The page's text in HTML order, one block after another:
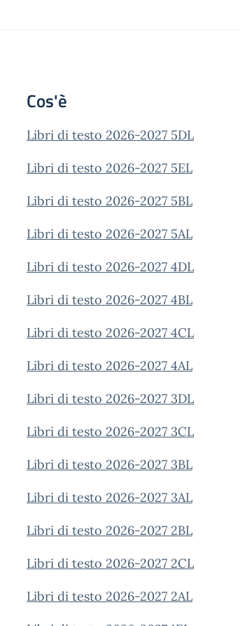
Cos'è
Libri di testo 2026-2027 5DL
Libri di testo 2026-2027 5EL
Libri di testo 2026-2027 5BL
Libri di testo 2026-2027 5AL
Libri di testo 2026-2027 4DL
Libri di testo 2026-2027 4BL
Libri di testo 2026-2027 4CL
Libri di testo 2026-2027 4AL
Libri di testo 2026-2027 3DL
Libri di testo 2026-2027 3CL
Libri di testo 2026-2027 3BL
Libri di testo 2026-2027 3AL
Libri di testo 2026-2027 2BL
Libri di testo 2026-2027 2CL
Libri di testo 2026-2027 2AL